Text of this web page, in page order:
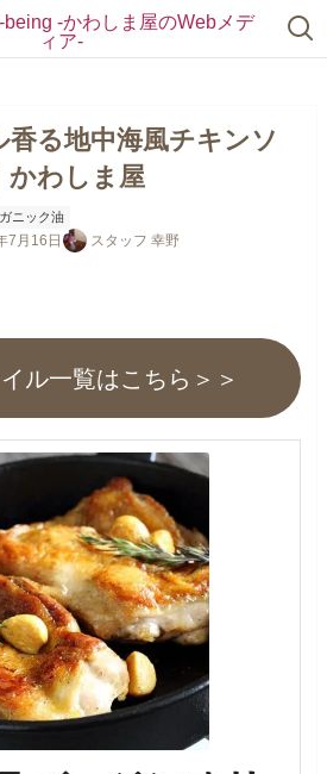
る地中海風チキンソ
かわしま屋
ニック油
7月16日 スタッフ 幸野
ル一覧はこちら＞＞